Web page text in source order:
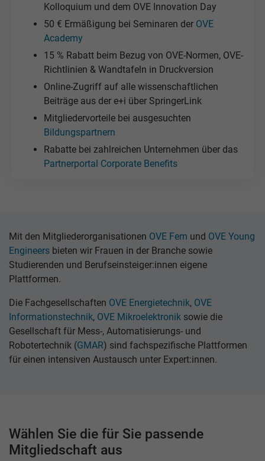
Kolloquium und dem OVE Innovation Day
50 € Ermäßigung bei Seminaren der OVE
Academy
15 % Rabatt beim Bezug von OVE-Normen, OVE-
Richtlinien & Wandtafeln in Druckversion
Online-Zugriff auf alle wissenschaftlichen
Beiträge aus der e+i über SpringerLink
Mitgliedervorteile bei ausgesuchten
Bildungspartnern
Rabatte bei zahlreichen Unternehmen über das
Partnerportal Corporate Benefits
Mit den Mitgliederorganisationen OVE Fem und OVE Young
Engineers bieten wir Frauen in der Branche sowie
Studierenden und Berufseinsteiger:innen eigene
Plattformen.
Die Fachgesellschaften OVE Energietechnik, OVE
Informationstechnik, OVE Mikroelektronik sowie die
Gesellschaft für Mess-, Automatisierungs- und
Robotertechnik (GMAR) sind fachspezifische Plattformen
für einen intensiven Austausch unter Expert:innen.
Wählen Sie die für Sie passende
Mitgliedschaft aus